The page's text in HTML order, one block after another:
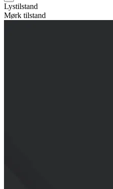
Lystilstand
Mørk tilstand